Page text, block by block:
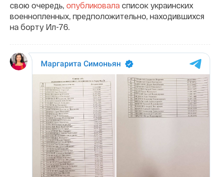
свою очередь, опубликовала список украинских
военнопленных, предположительно, находившихся
на борту Ил-76.